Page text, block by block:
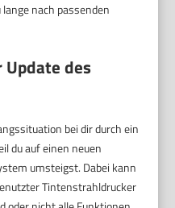
nach passenden
des
bei dir durch ein
du auf einen neuen
umsteigst. Dabei kann
Tintenstrahldrucker